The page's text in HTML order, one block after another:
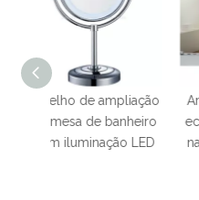
Armário de banheiro
econômico montado
na parede para hotel